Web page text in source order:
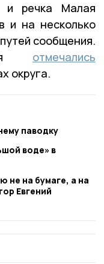
и речка Малая
и на несколько
сообщения.
отмечались
округа.
паводку
воде» в
не на бумаге, а на
Евгений